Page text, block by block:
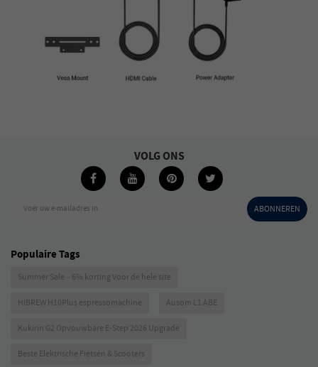
Voer uw e-mailadres in ABONNEREN
VOLG ONS
Populaire Tags
Summer Sale – 6% korting Voor de hele site
HIBREW H10Plus espressomachine Ausom L1 ABE
Kukirin G2 Opvouwbare E-Step 2026 Upgrade
Beste Elektrische Fietsen & Scooters